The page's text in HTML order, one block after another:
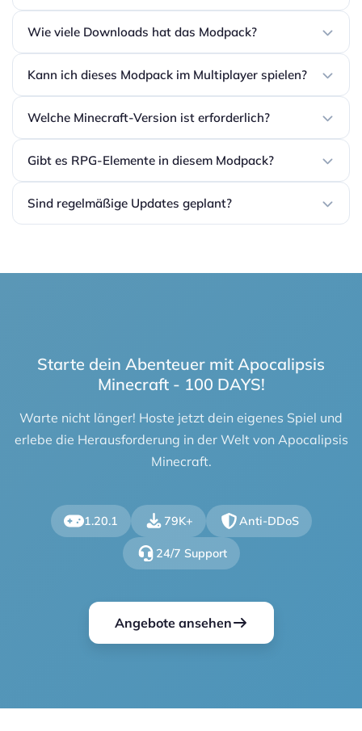
Wie viele Downloads hat das Modpack?
Kann ich dieses Modpack im Multiplayer spielen?
Welche Minecraft-Version ist erforderlich?
Gibt es RPG-Elemente in diesem Modpack?
Sind regelmäßige Updates geplant?
Starte dein Abenteuer mit Apocalipsis
Minecraft - 100 DAYS!
Warte nicht länger! Hoste jetzt dein eigenes Spiel und
erlebe die Herausforderung in der Welt von Apocalipsis
Minecraft.
1.20.1 79K+ Anti-DDoS
24/7 Support
Angebote ansehen